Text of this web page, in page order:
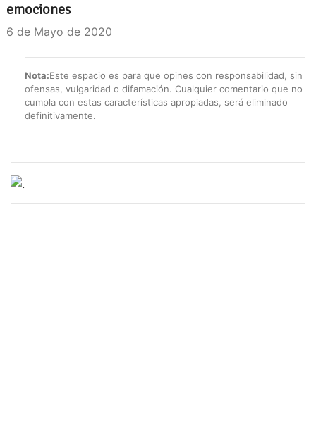
emociones
6 de Mayo de 2020
Nota:Este espacio es para que opines con responsabilidad, sin
ofensas, vulgaridad o difamación. Cualquier comentario que no
cumpla con estas características apropiadas, será eliminado
definitivamente.